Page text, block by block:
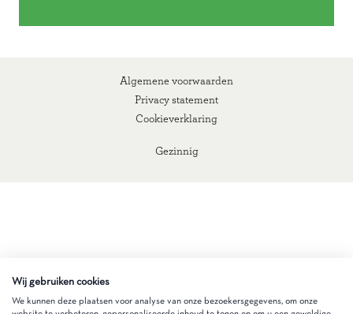
Gezinnig
Algemene voorwaarden
Privacy statement
Cookieverklaring
Wij gebruiken cookies
We kunnen deze plaatsen voor analyse van onze bezoekersgegevens, om onze